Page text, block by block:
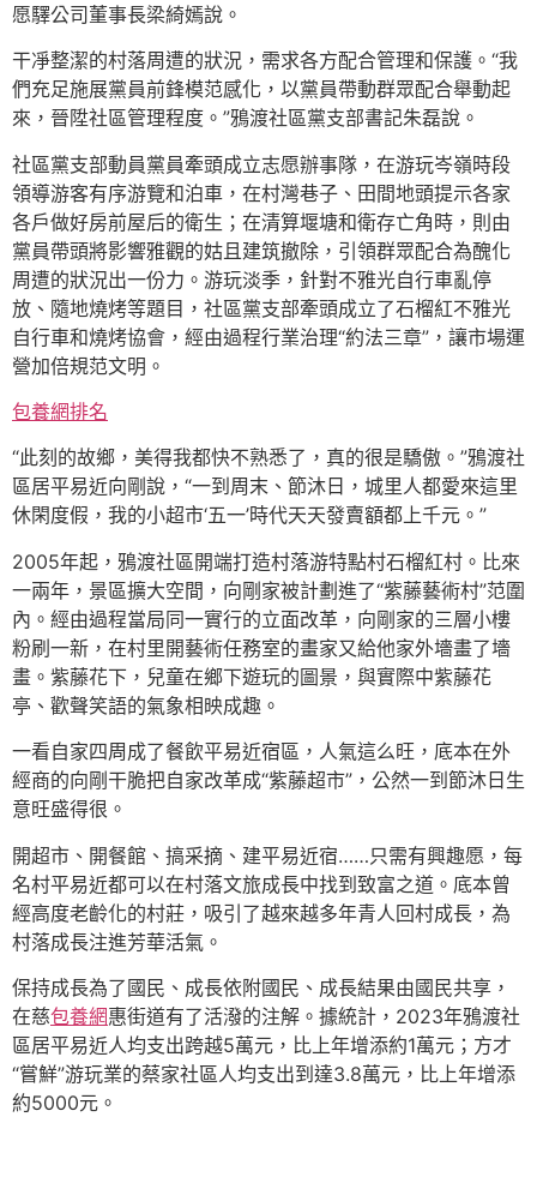
愿驛公司董事長梁綺嫣說。
干凈整潔的村落周遭的狀況，需求各方配合管理和保護。“我
們充足施展黨員前鋒模范感化，以黨員帶動群眾配合舉動起
來，晉陞社區管理程度。”鴉渡社區黨支部書記朱磊說。
社區黨支部動員黨員牽頭成立志愿辦事隊，在游玩岑嶺時段
領導游客有序游覽和泊車，在村灣巷子、田間地頭提示各家
各戶做好房前屋后的衛生；在清算堰塘和衛存亡角時，則由
黨員帶頭將影響雅觀的姑且建筑撤除，引領群眾配合為醜化
周遭的狀況出一份力。游玩淡季，針對不雅光自行車亂停
放、隨地燒烤等題目，社區黨支部牽頭成立了石榴紅不雅光
自行車和燒烤協會，經由過程行業治理“約法三章”，讓市場運
營加倍規范文明。
包養網排名
“此刻的故鄉，美得我都快不熟悉了，真的很是驕傲。”鴉渡社
區居平易近向剛說，“一到周末、節沐日，城里人都愛來這里
休閑度假，我的小超市‘五一’時代天天發賣額都上千元。”
2005年起，鴉渡社區開端打造村落游特點村石榴紅村。比來
一兩年，景區擴大空間，向剛家被計劃進了“紫藤藝術村”范圍
內。經由過程當局同一實行的立面改革，向剛家的三層小樓
粉刷一新，在村里開藝術任務室的畫家又給他家外墻畫了墻
畫。紫藤花下，兒童在鄉下遊玩的圖景，與實際中紫藤花
亭、歡聲笑語的氣象相映成趣。
一看自家四周成了餐飲平易近宿區，人氣這么旺，底本在外
經商的向剛干脆把自家改革成“紫藤超市”，公然一到節沐日生
意旺盛得很。
開超市、開餐館、搞采摘、建平易近宿……只需有興趣愿，每
名村平易近都可以在村落文旅成長中找到致富之道。底本曾
經高度老齡化的村莊，吸引了越來越多年青人回村成長，為
村落成長注進芳華活氣。
保持成長為了國民、成長依附國民、成長結果由國民共享，
在慈包養網惠街道有了活潑的注解。據統計，2023年鴉渡社
區居平易近人均支出跨越5萬元，比上年增添約1萬元；方才
“嘗鮮”游玩業的蔡家社區人均支出到達3.8萬元，比上年增添
約5000元。